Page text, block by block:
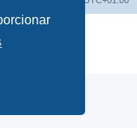
© phpBB Limited